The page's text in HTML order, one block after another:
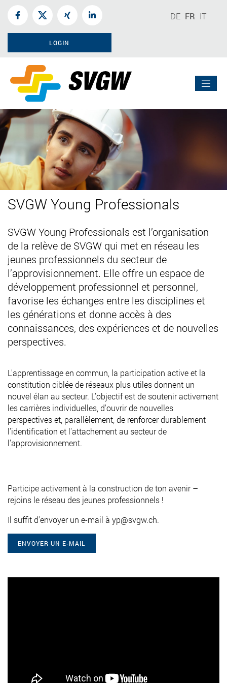
DE FR IT
LOGIN
SVGW Young Professionals
SVGW Young Professionals est l’organisation
de la relève de SVGW qui met en réseau les
jeunes professionnels du secteur de
l’approvisionnement. Elle offre un espace de
développement professionnel et personnel,
favorise les échanges entre les disciplines et
les générations et donne accès à des
connaissances, des expériences et de nouvelles
perspectives.
L'apprentissage en commun, la participation active et la
constitution ciblée de réseaux plus utiles donnent un
nouvel élan au secteur. L'objectif est de soutenir activement
les carrières individuelles, d'ouvrir de nouvelles
perspectives et, parallèlement, de renforcer durablement
l'identification et l'attachement au secteur de
l'approvisionnement.
Participe activement à la construction de ton avenir –
rejoins le réseau des jeunes professionnels !
Il suffit d'envoyer un e-mail à yp@svgw.ch.
ENVOYER UN E-MAIL